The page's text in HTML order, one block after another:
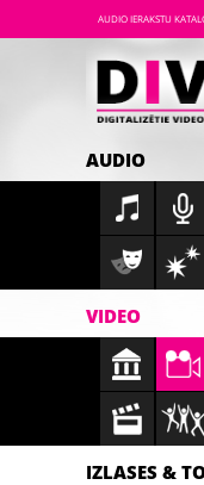
AUDIO IERAKSTU
AUDIO
VIDEO
IZLASES &